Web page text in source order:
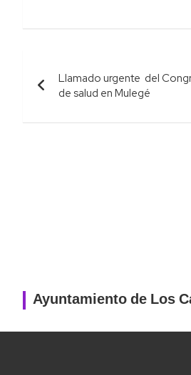
Navegación
de
entradas
Llamado urgente del
de salud en Mulegé
Ayuntamiento de Los